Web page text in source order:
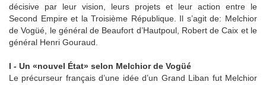
décisive par leur vision, leurs projets et leur action entre le
Second Empire et la Troisième République. Il s’agit de: Melchior
de Vogüé, le général de Beaufort d’Hautpoul, Robert de Caix et le
général Henri Gouraud.
I - Un «nouvel État» selon Melchior de Vogüé
Le précurseur français d’une idée d’un Grand Liban fut Melchior